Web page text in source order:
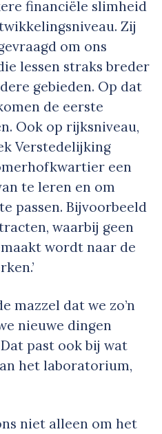
financiële slimheid
Zij
om ons
lessen straks breder
gebieden. Op dat
de eerste
Ook op rijksniveau,
Verstedelijking
een
te leren en om
passen. Bijvoorbeeld
waarbij geen
wordt naar de
mazzel dat we zo’n
nieuwe dingen
past ook bij wat
het laboratorium,
niet alleen om het